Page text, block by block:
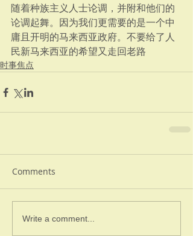
随着种族主义人士论调，并附和他们的
论调起舞。因为我们更需要的是一个中
庸且开明的马来西亚政府。不要给了人
民新马来西亚的希望又走回老路
时事焦点
Comments
Write a comment...